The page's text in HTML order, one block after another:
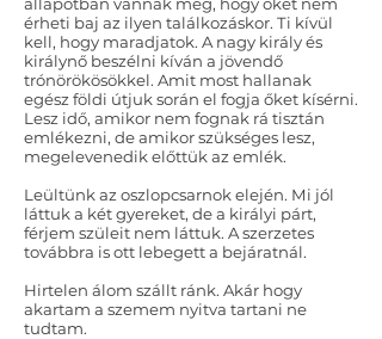
érheti baj az ilyen találkozáskor. Ti kívül
kell, hogy maradjatok. A nagy király és
királynő beszélni kíván a jövendő
trónörökösökkel. Amit most hallanak
egész földi útjuk során el fogja őket kísérni.
Lesz idő, amikor nem fognak rá tisztán
emlékezni, de amikor szükséges lesz,
megelevenedik előttük az emlék.
Leültünk az oszlopcsarnok elején. Mi jól
láttuk a két gyereket, de a királyi párt,
férjem szüleit nem láttuk. A szerzetes
továbbra is ott lebegett a bejáratnál.
Hirtelen álom szállt ránk. Akár hogy
akartam a szemem nyitva tartani ne
tudtam.